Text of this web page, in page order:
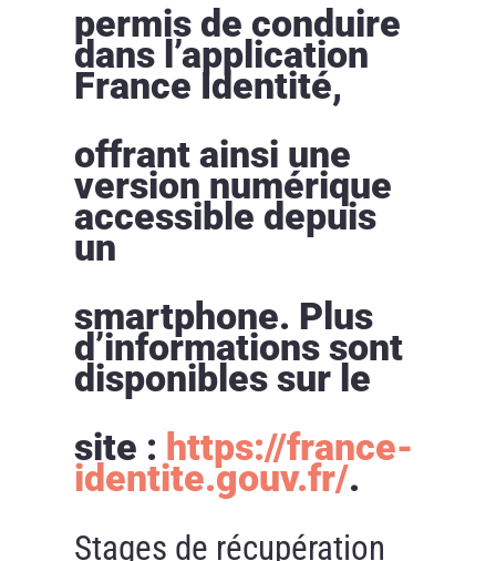
permis de conduire
dans l’application
France Identité,
offrant ainsi une
version numérique
accessible depuis
un
smartphone. Plus
d’informations sont
disponibles sur le
site : https://france-
identite.gouv.fr/.
Stages de récupération